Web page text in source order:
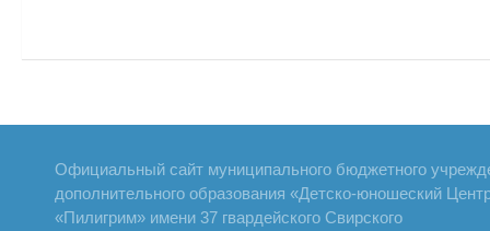
Официальный сайт муниципального бюджетного
дополнительного образования «Детско-юношеский
«Пилигрим» имени 37 гвардейского Свирского